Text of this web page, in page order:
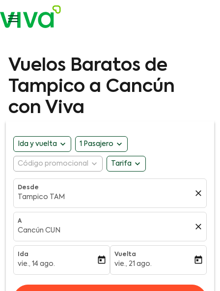

Vuelos Baratos de
Tampico a Cancún
con Viva
Ida y vuelta expand_more 1 Pasajero expand_more
Código promocional expand_more Tarifa expand_more
Desde
Tampico TAM close
A
Cancún CUN close
Ida
fc-booking-departure-date-aria-label
vie., 14 ago. today
Vuelta
fc-booking-return-date-aria-
vie., 21 ago. today